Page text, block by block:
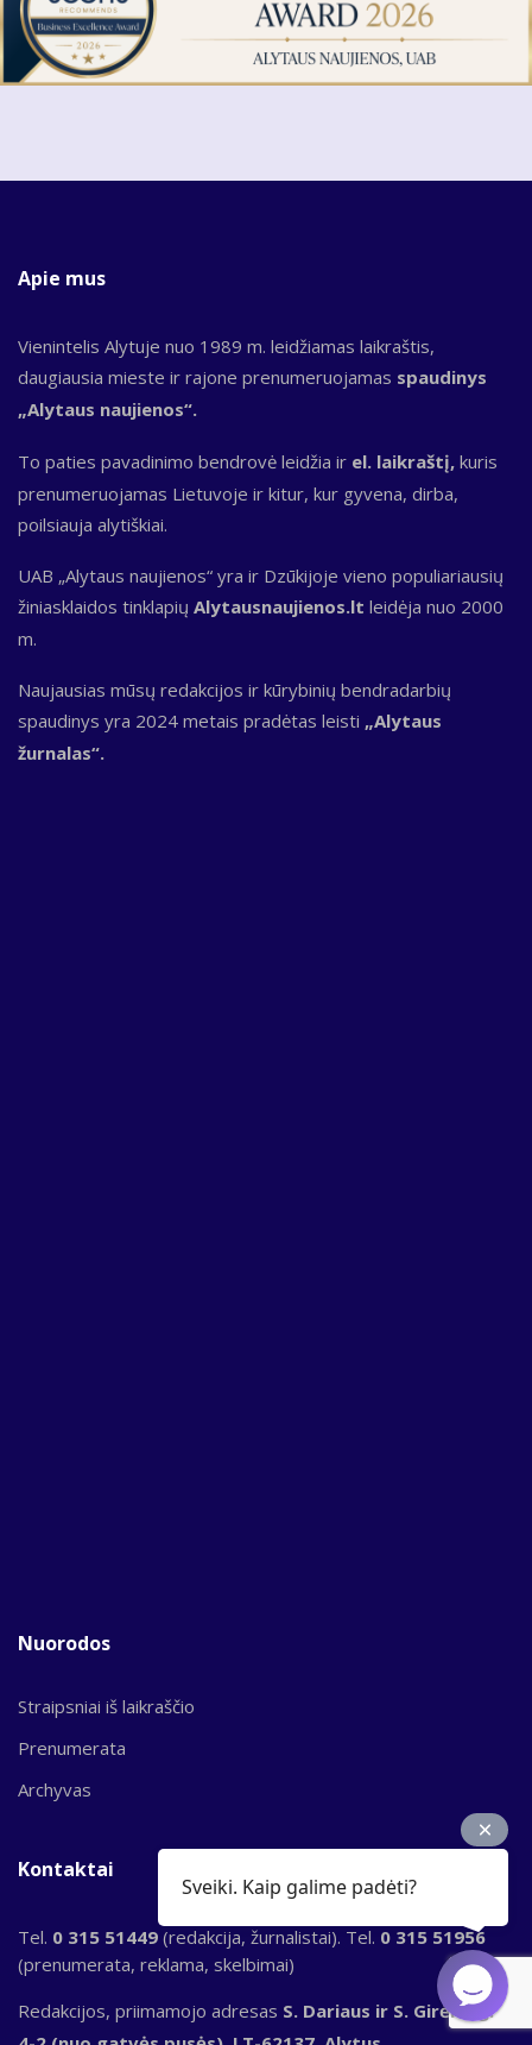
Apie mus
Vienintelis Alytuje nuo 1989 m. leidžiamas laikraštis,
daugiausia mieste ir rajone prenumeruojamas spaudinys
„Alytaus naujienos“.
To paties pavadinimo bendrovė leidžia ir el. laikraštį, kuris
prenumeruojamas Lietuvoje ir kitur, kur gyvena, dirba,
poilsiauja alytiškiai.
UAB „Alytaus naujienos“ yra ir Dzūkijoje vieno populiariausių
žiniasklaidos tinklapių Alytausnaujienos.lt leidėja nuo 2000
m.
Naujausias mūsų redakcijos ir kūrybinių bendradarbių
spaudinys yra 2024 metais pradėtas leisti „Alytaus
žurnalas“.
Nuorodos
Straipsniai iš laikraščio
Prenumerata
Archyvas
Kontaktai
Tel. 0 315 51449 (redakcija, žurnalistai). Tel. 0 315 51956
(prenumerata, reklama, skelbimai)
Redakcijos, priimamojo adresas S. Dariaus ir S. Girėno g.
Sveiki. Kaip galime padėti?